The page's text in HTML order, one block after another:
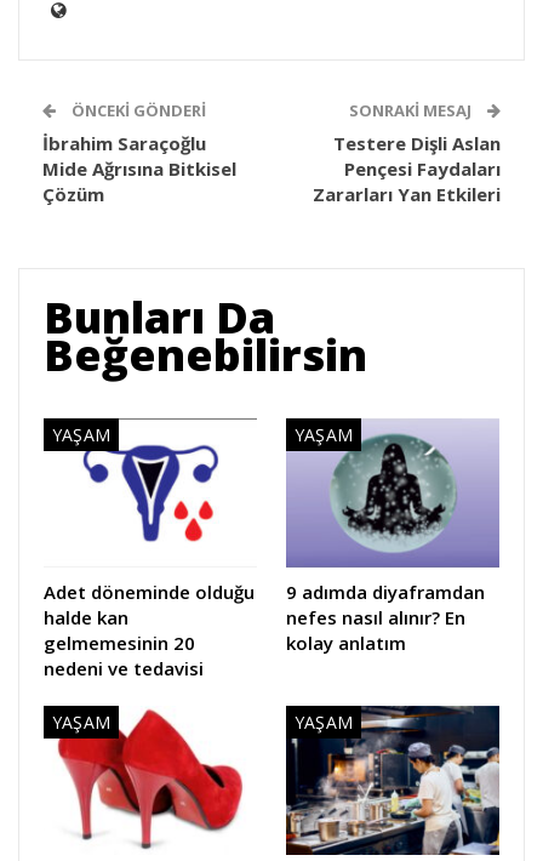
ÖNCEKI GÖNDERI
İbrahim Saraçoğlu
Mide Ağrısına Bitkisel
Çözüm
SONRAKI MESAJ
Testere Dişli Aslan
Pençesi Faydaları
Zararları Yan Etkileri
Bunları Da
Beğenebilirsin
YAŞAM
Adet döneminde olduğu
halde kan
gelmemesinin 20
nedeni ve tedavisi
YAŞAM
9 adımda diyaframdan
nefes nasıl alınır? En
kolay anlatım
YAŞAM YAŞAM